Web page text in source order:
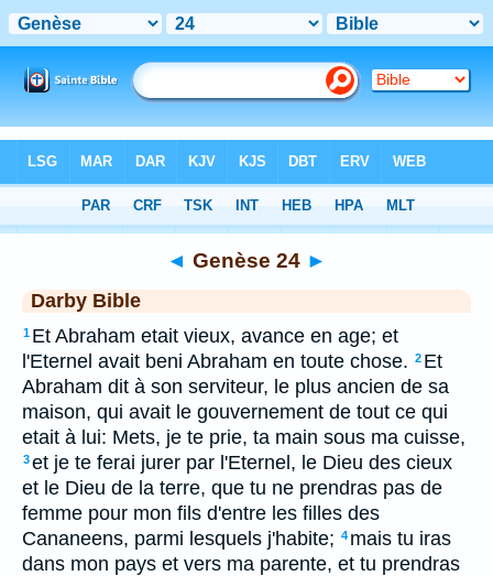
> Genèse 24
◄ Genèse 24 ►
Darby Bible
1 Et Abraham etait vieux, avance en age; et
l'Eternel avait beni Abraham en toute chose. 2 Et
Abraham dit à son serviteur, le plus ancien de sa
maison, qui avait le gouvernement de tout ce qui
etait à lui: Mets, je te prie, ta main sous ma cuisse,
3et je te ferai jurer par l'Eternel, le Dieu des cieux
et le Dieu de la terre, que tu ne prendras pas de
femme pour mon fils d'entre les filles des
Cananeens, parmi lesquels j'habite; 4 mais tu iras
dans mon pays et vers ma parente, et tu prendras